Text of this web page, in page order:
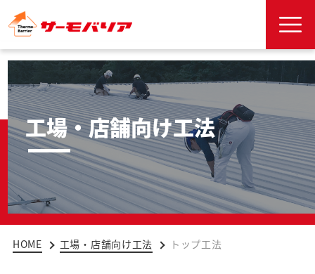
工場・店舗向け工法
HOME 工場・店舗向け工法 トップ工法